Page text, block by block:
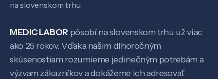
SK EN
na slovenskom trhu
MEDIC LABOR pôsobí na slovenskom trhu už viac
ako 25 rokov. Vďaka našim dlhoročným
skúsenostiam rozumieme jedinečným potrebám a
výzvam zákazníkov a dokážeme ich adresovať